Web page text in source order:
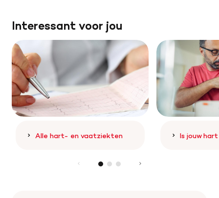
Leven met
Wetenschappelijk onderzoek
Doneer
Interessant voor jou
Alle hart- en vaatziekten Is jouw